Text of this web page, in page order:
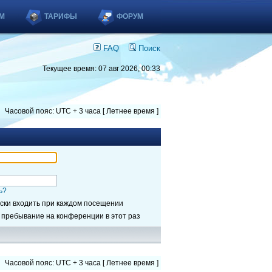
ТАРИФЫ ФОРУМ
FAQ Поиск
Текущее время: 07 авг 2026, 00:33
Часовой пояс: UTC + 3 часа [ Летнее время ]
входить при каждом посещении
на конференции в этот раз
Часовой пояс: UTC + 3 часа [ Летнее время ]